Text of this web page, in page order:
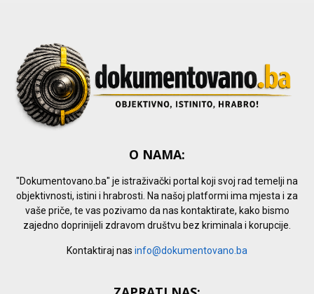
O NAMA:
"Dokumentovano.ba" je istraživački portal koji svoj rad temelji na
objektivnosti, istini i hrabrosti. Na našoj platformi ima mjesta i za
vaše priče, te vas pozivamo da nas kontaktirate, kako bismo
zajedno doprinijeli zdravom društvu bez kriminala i korupcije.
Kontaktiraj nas info@dokumentovano.ba